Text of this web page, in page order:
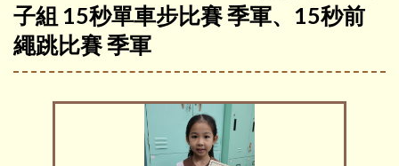
子組 15秒單車步比賽 季軍、15秒前
繩跳比賽 季軍